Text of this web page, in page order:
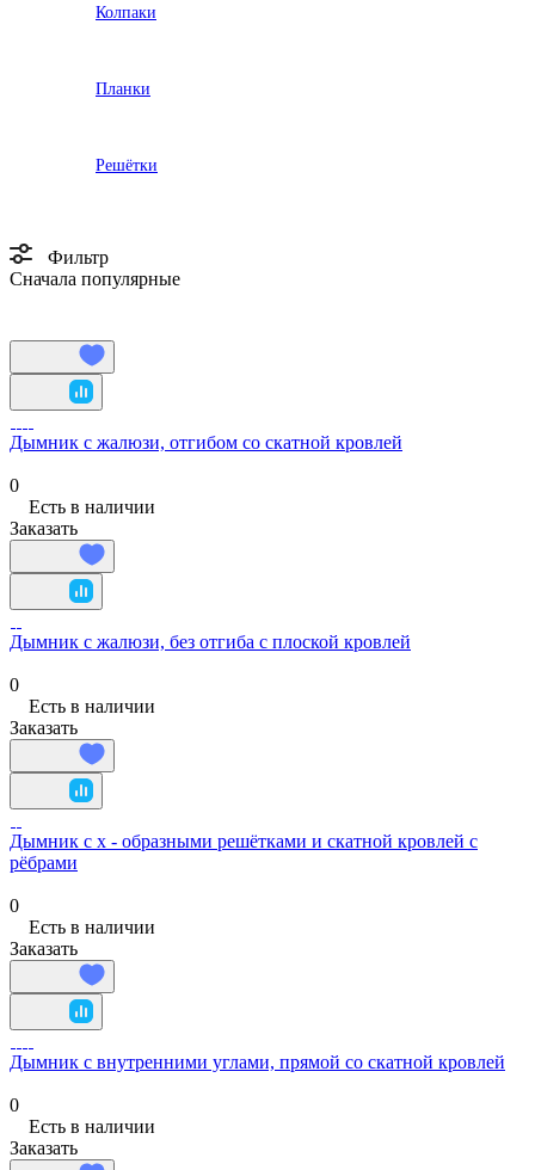
Колпаки
Планки
Решётки
Фильтр
Сначала популярные
Дымник с жалюзи, отгибом со скатной кровлей
0
Есть в наличии
Заказать
Дымник с жалюзи, без отгиба с плоской кровлей
0
Есть в наличии
Заказать
Дымник с х - образными решётками и скатной кровлей с
рёбрами
0
Есть в наличии
Заказать
Дымник с внутренними углами, прямой со скатной кровлей
0
Есть в наличии
Заказать